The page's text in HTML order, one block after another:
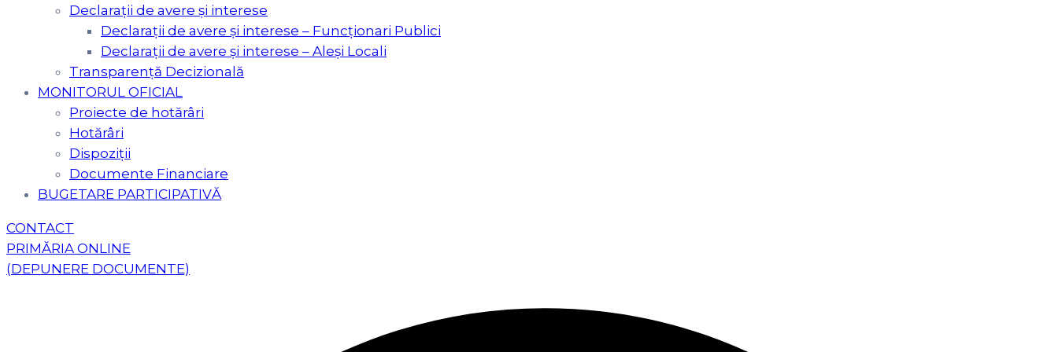
Declarații de avere și interese
Declarații de avere și interese – Funcționari Publici
Declarații de avere și interese – Aleși Locali
Transparență Decizională
MONITORUL OFICIAL
Proiecte de hotărâri
Hotărâri
Dispoziții
Documente Financiare
BUGETARE PARTICIPATIVĂ
CONTACT
PRIMĂRIA ONLINE
(DEPUNERE DOCUMENTE)